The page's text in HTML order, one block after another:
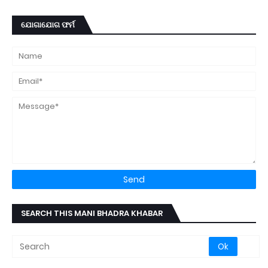
ଯୋଗାଯୋଗ ଫର୍ମ
SEARCH THIS MANI BHADRA KHABAR